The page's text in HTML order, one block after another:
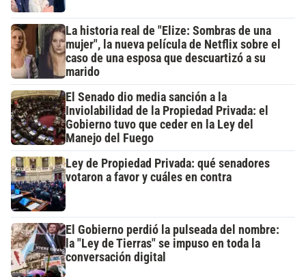
La historia real de "Elize: Sombras de una
mujer", la nueva película de Netflix sobre el
caso de una esposa que descuartizó a su
marido
El Senado dio media sanción a la
Inviolabilidad de la Propiedad Privada: el
Gobierno tuvo que ceder en la Ley del
Manejo del Fuego
Ley de Propiedad Privada: qué senadores
votaron a favor y cuáles en contra
El Gobierno perdió la pulseada del nombre:
la "Ley de Tierras" se impuso en toda la
conversación digital